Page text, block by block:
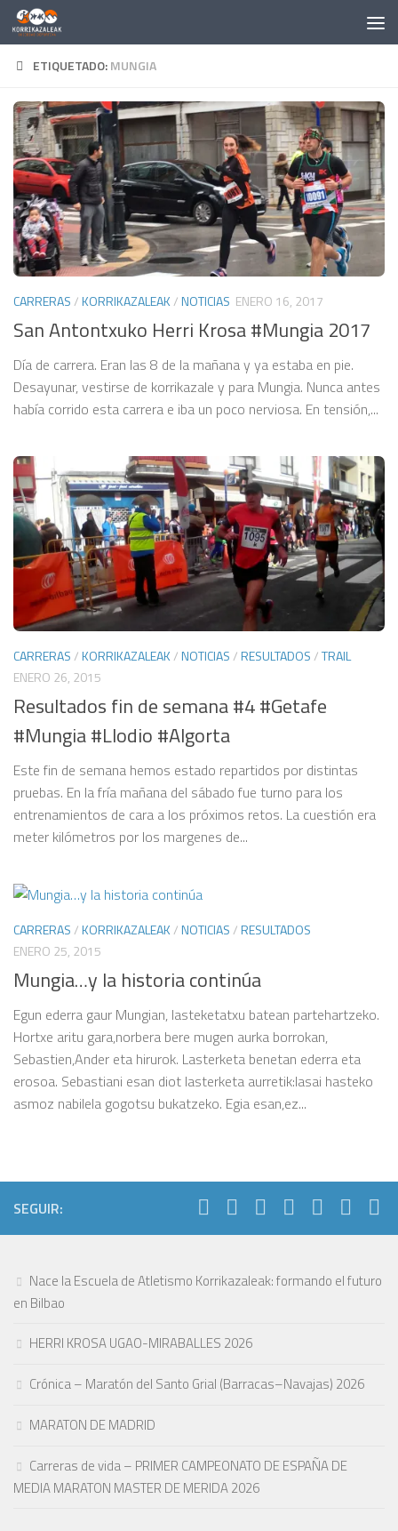
Saltar al contenido
ETIQUETADO:MUNGIA
CARRERAS/KORRIKAZALEAK/NOTICIAS ENERO 16, 2017
San Antontxuko Herri Krosa #Mungia 2017
Día de carrera. Eran las 8 de la mañana y ya estaba en pie.
Desayunar, vestirse de korrikazale y para Mungia. Nunca antes
había corrido esta carrera e iba un poco nerviosa. En tensión,...
CARRERAS/KORRIKAZALEAK/NOTICIAS/RESULTADOS/TRAIL
ENERO 26, 2015
Resultados fin de semana #4 #Getafe
#Mungia #Llodio #Algorta
Este fin de semana hemos estado repartidos por distintas
pruebas. En la fría mañana del sábado fue turno para los
entrenamientos de cara a los próximos retos. La cuestión era
meter kilómetros por los margenes de...
CARRERAS/KORRIKAZALEAK/NOTICIAS/RESULTADOS
ENERO 25, 2015
Mungia…y la historia continúa
Egun ederra gaur Mungian, lasteketatxu batean partehartzeko.
Hortxe aritu gara,norbera bere mugen aurka borrokan,
Sebastien,Ander eta hirurok. Lasterketa benetan ederra eta
erosoa. Sebastiani esan diot lasterketa aurretik:lasai hasteko
asmoz nabilela gogotsu bukatzeko. Egia esan,ez...
SEGUIR:
Nace la Escuela de Atletismo Korrikazaleak: formando el futuro
en Bilbao
HERRI KROSA UGAO-MIRABALLES 2026
Crónica – Maratón del Santo Grial (Barracas–Navajas) 2026
MARATON DE MADRID
Carreras de vida – PRIMER CAMPEONATO DE ESPAÑA DE
MEDIA MARATON MASTER DE MERIDA 2026